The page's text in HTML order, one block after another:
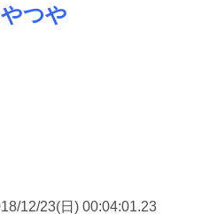
つや
12/23(日) 00:04:01.23